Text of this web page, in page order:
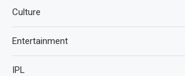
Culture
Entertainment
IPL